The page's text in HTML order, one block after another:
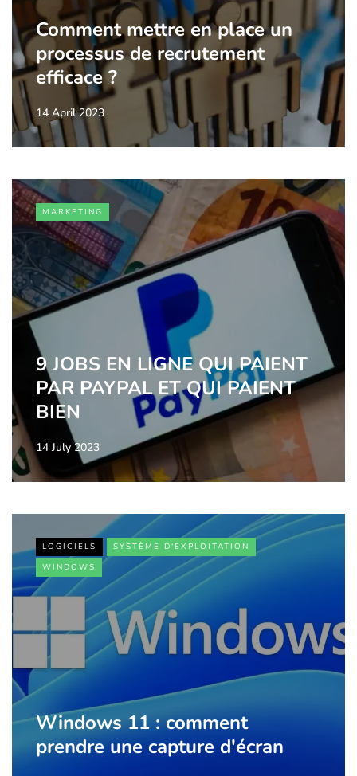
Comment mettre en place un
processus de recrutement
efficace ?
14 April 2023
MARKETING
9 JOBS EN LIGNE QUI PAIENT
PAR PAYPAL ET QUI PAIENT
BIEN
14 July 2023
LOGICIELS
SYSTÈME D'EXPLOITATION
WINDOWS
Windows 11 : comment
prendre une capture d'écran